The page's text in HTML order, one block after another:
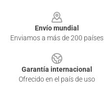
Envío mundial
Enviamos a más de 200 países
Garantía internacional
Ofrecido en el país de uso